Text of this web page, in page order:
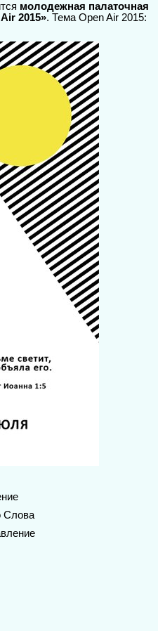
молодежная палаточная
2015». Тема Open Air 2015:
Слова